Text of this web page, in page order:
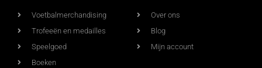
Voetbalmerchandising
Trofeeën en medailles
Speelgoed
Boeken
Over ons
Blog
Mijn account